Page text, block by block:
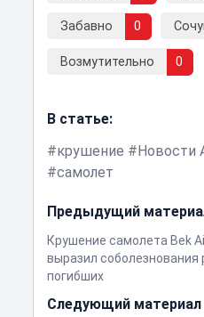
Забавно 0
Возмутительно 0
В статье:
крушение
Новости
самолет
Предыдущий
Крушение самолета Bek
выразил соболезнования
погибших
Следующий материал